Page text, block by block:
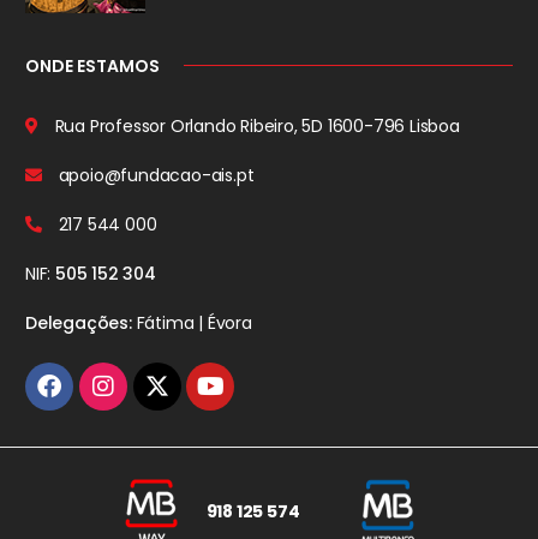
ONDE ESTAMOS
Rua Professor Orlando Ribeiro, 5D 1600-796 Lisboa
apoio@fundacao-ais.pt
217 544 000
NIF: 505 152 304
Delegações:Fátima | Évora
918 125 574